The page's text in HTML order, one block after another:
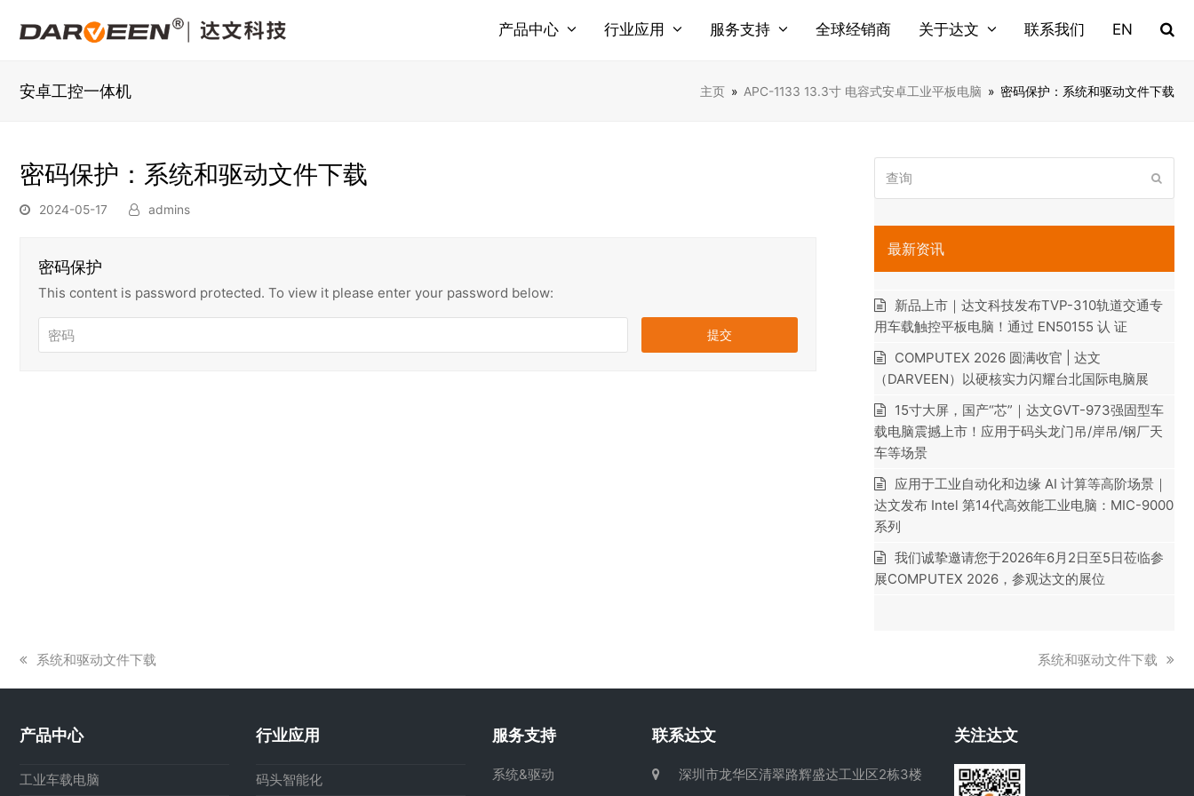
产品中心 行业应用 服务支持 全球经销商 关于达文 联系我们 EN
安卓工控一体机 主页 » APC-1133 13.3寸 电容式安卓工业平板电脑 » 密码保护：系统和驱动文件下载
密码保护：系统和驱动文件下载
2024-05-17 admins
密码保护
This content is password protected. To view it please enter your password below:
询
最新资讯
新品上市｜达文科技发布TVP-310轨道交通专
用车载触控平板电脑！通过 EN50155 认 证
COMPUTEX 2026 圆满收官 | 达文
（DARVEEN）以硬核实力闪耀台北国际电脑展
15寸大屏，国产“芯”｜达文GVT-973强固型车
载电脑震撼上市！应用于码头龙门吊/岸吊/钢厂天
车等场景
应用于工业自动化和边缘 AI 计算等高阶场景｜
达文发布 Intel 第14代高效能工业电脑：MIC-9000
系列
我们诚挚邀请您于2026年6月2日至5日莅临参
展COMPUTEX 2026，参观达文的展位
上
章:
系统和驱动文件下载
下
系统和驱动文件下载
产品中心
工业车载电脑
行业应用
码头智能化
服务支持
系统&驱动
联系达文
深圳市龙华区清翠路辉盛达工业区2栋3楼
关注达文